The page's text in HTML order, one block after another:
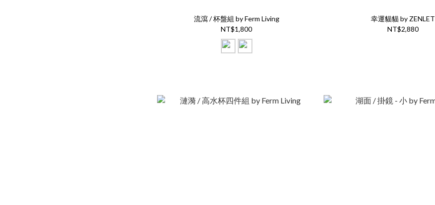
流瀉 / 杯盤組 by Ferm Living
NT$1,800
幸運貓貓 by ZENLET
NT$2,880